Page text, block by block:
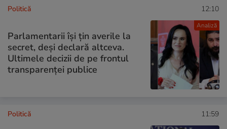
Analiză
Politică 12:10
Parlamentarii își țin averile la
secret, deși declară altceva.
Ultimele decizii de pe frontul
transparenței publice
Politică 11:59